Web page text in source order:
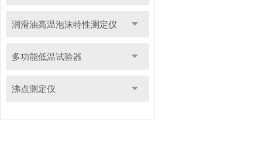
润滑油高温泡沫特性测定仪
多功能低温试验器
沸点测定仪